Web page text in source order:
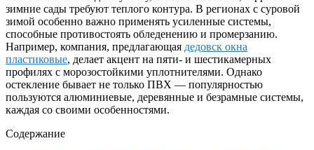
зимние сады требуют теплого контура. В регионах с суровой
зимой особенно важно применять усиленные системы,
способные противостоять обледенению и промерзанию.
Например, компания, предлагающая дедовск окна
пластиковые, делает акцент на пяти- и шестикамерных
профилях с морозостойкими уплотнителями. Однако
остекление бывает не только ПВХ — популярностью
пользуются алюминиевые, деревянные и безрамные системы,
каждая со своими особенностями.
Содержание